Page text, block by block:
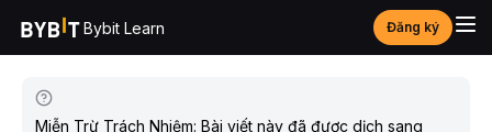
Bybit Learn Đăng ký
Miễn Trừ Trách Nhiệm: Bài viết này đã được dịch sang